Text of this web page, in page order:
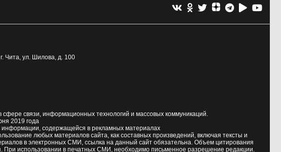
Чита, ул. Шилова, д. 100
связи, информационных технологий и массовых коммуникаций.
2019 года
информации, содержащейся в рекламных материалах
любых материалов сайта, как составных произведений, включая тексты и
в электронных СМИ, ссылка на данный сайт обязательна. Объем цитирования
использовании в печатных СМИ, необходимо письменное разрешение редакции.